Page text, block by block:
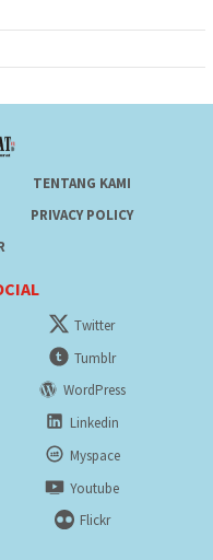
TENTANG KAMI
PRIVACY POLICY
Twitter
Tumblr
WordPress
Linkedin
Myspace
Youtube
Flickr